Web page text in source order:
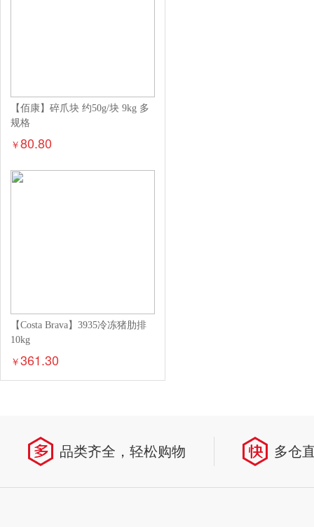
【佰康】碎爪块 约50g/块 9kg 多
规格
￥80.80
【Costa Brava】3935冷冻猪肋排
10kg
￥361.30
品类齐全，轻松购物 多仓